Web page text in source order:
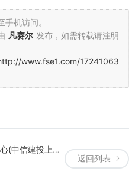
可承受的风险范围内。同时，关
整投资策略。
货交易的流程和注意事项。在进
性投资。
机访问。
凡赛尔 发布，如需转载请注明
www.fse1.com/17241063
返回列表
建投上海研究所)